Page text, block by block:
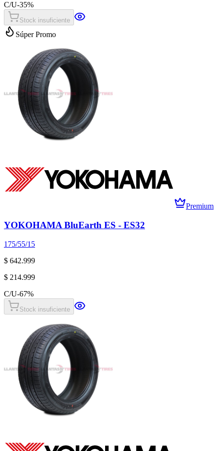
C/U-35%
Stock insuficiente
Súper Promo
Premium
YOKOHAMA BluEarth ES - ES32
175/55/15
$ 642.999
$ 214.999
C/U-67%
Stock insuficiente